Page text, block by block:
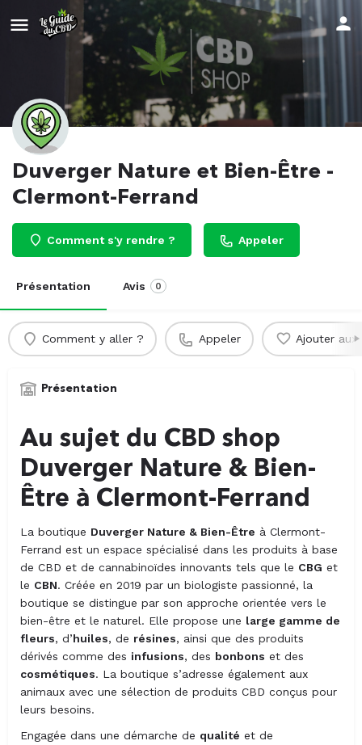
Duverger Nature et Bien-Être -
Clermont-Ferrand
Comment s'y rendre ? Appeler
Présentation Avis 0
Comment y aller ? Appeler Ajouter aux
Présentation
Au sujet du CBD shop
Duverger Nature & Bien-
Être à Clermont-Ferrand
La boutique Duverger Nature & Bien-Être à Clermont-
Ferrand est un espace spécialisé dans les produits à base
de CBD et de cannabinoïdes innovants tels que le CBG et
le CBN. Créée en 2019 par un biologiste passionné, la
boutique se distingue par son approche orientée vers le
bien-être et le naturel. Elle propose une large gamme de
fleurs, d’huiles, de résines, ainsi que des produits
dérivés comme des infusions, des bonbons et des
cosmétiques. La boutique s’adresse également aux
animaux avec une sélection de produits CBD conçus pour
leurs besoins.
Engagée dans une démarche de qualité et de